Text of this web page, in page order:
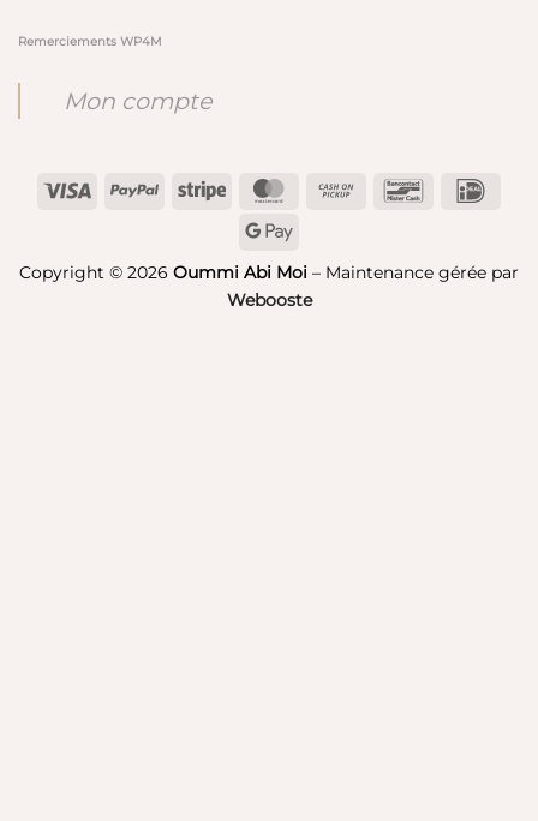
Remerciements WP4M
Mon compte
Visa PayPal Stripe MasterCard
Cash
Bancontact
Copyright © 2026 Oummi Abi Moi – Maintenance gérée par
Webooste